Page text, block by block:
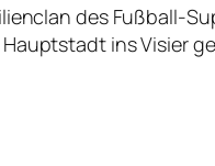
des Fußball-
ins Visier